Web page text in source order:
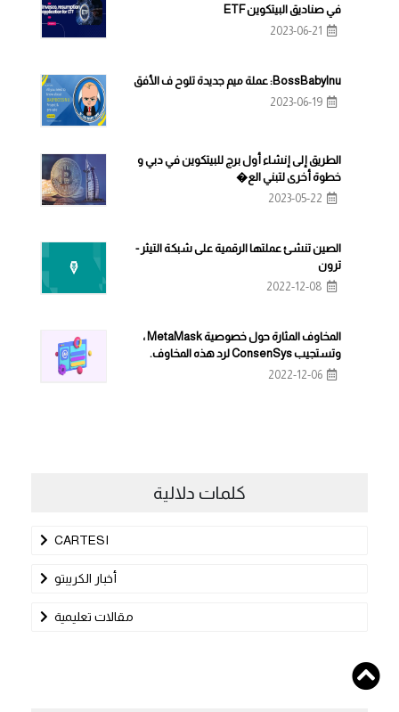
في صناديق البيتكوين ETF
2023-06-21
BossBabyInu: عملة ميم جديدة تلوح ف الأفق
2023-06-19
الطريق إلى إنشاء أول برج للبيتكوين في دبي و
خطوة أخرى لتبني الع�
2023-05-22
الصين تنشئ عملتها الرقمية على شبكة التيثر -
ترون
2022-12-08
المخاوف المثارة حول خصوصية MetaMask ،
وتستجيب ConsenSys لرد هذه المخاوف.
2022-12-06
كلمات دلالية
CARTESI
أخبار الكريبتو
مقالات تعليمية